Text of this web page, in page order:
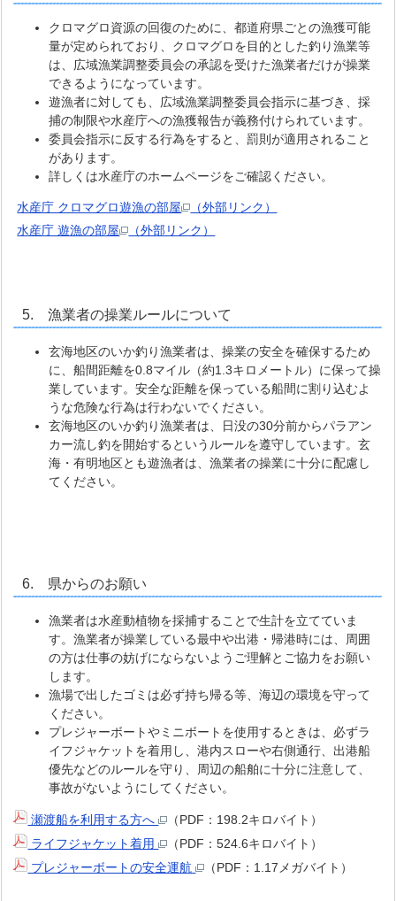
クロマグロ資源の回復のために、都道府県ごとの漁獲可能
量が定められており、クロマグロを目的とした釣り漁業等
は、広域漁業調整委員会の承認を受けた漁業者だけが操業
できるようになっています。
遊漁者に対しても、広域漁業調整委員会指示に基づき、採
捕の制限や水産庁への漁獲報告が義務付けられています。
委員会指示に反する行為をすると、罰則が適用されること
があります。
詳しくは水産庁のホームページをご確認ください。
水産庁 クロマグロ遊漁の部屋
（外部リンク）
水産庁 遊漁の部屋
（外部リンク）
5. 漁業者の操業ルールについて
玄海地区のいか釣り漁業者は、操業の安全を確保するため
に、船間距離を0.8マイル（約1.3キロメートル）に保って操
業しています。安全な距離を保っている船間に割り込むよ
うな危険な行為は行わないでください。
玄海地区のいか釣り漁業者は、日没の30分前からパラアン
カー流し釣を開始するというルールを遵守しています。玄
海・有明地区とも遊漁者は、漁業者の操業に十分に配慮し
てください。
6. 県からのお願い
漁業者は水産動植物を採捕することで生計を立てていま
す。漁業者が操業している最中や出港・帰港時には、周囲
の方は仕事の妨げにならないようご理解とご協力をお願い
します。
漁場で出したゴミは必ず持ち帰る等、海辺の環境を守って
ください。
プレジャーボートやミニボートを使用するときは、必ずラ
イフジャケットを着用し、港内スローや右側通行、出港船
優先などのルールを守り、周辺の船舶に十分に注意して、
事故がないようにしてください。
瀬渡船を利用する方へ
（PDF：198.2キロバイト）
ライフジャケット着用
（PDF：524.6キロバイト）
プレジャーボートの安全運航
（PDF：1.17メガバイト）